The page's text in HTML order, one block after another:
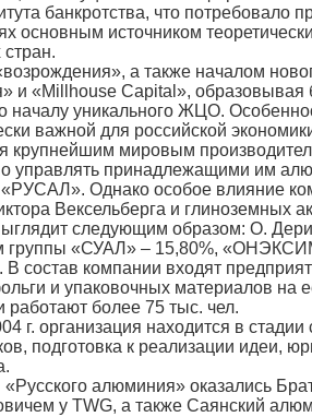
банкротства, что потребовало
основным источником
а также началом
и «Millhouse Capital»,
началу уникального ЖЦО.
важной для российской
мировым
управлять принадлежащими им
Однако особое влияние
Вексельберга и глиноземных
следующим образом: О.
«СУАЛ» – 15,80%,
В состав компании входят
и упаковочных материалов на
работают более 75 тыс. чел.
г. организация находится в
подготовка к реализации идеи,
«Русского алюминия» оказались
у TWG, а также Саянский